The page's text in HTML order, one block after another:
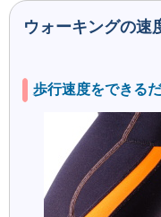
ウォーキングの速
歩行速度をできる